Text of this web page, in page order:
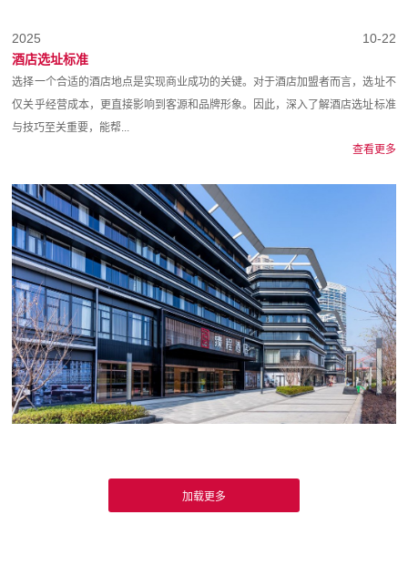
10-22
2025
酒店选址标准
选择一个合适的酒店地点是实现商业成功的关键。对于酒店加盟者而言，选址不
仅关乎经营成本，更直接影响到客源和品牌形象。因此，深入了解酒店选址标准
与技巧至关重要，能帮...
查看更多